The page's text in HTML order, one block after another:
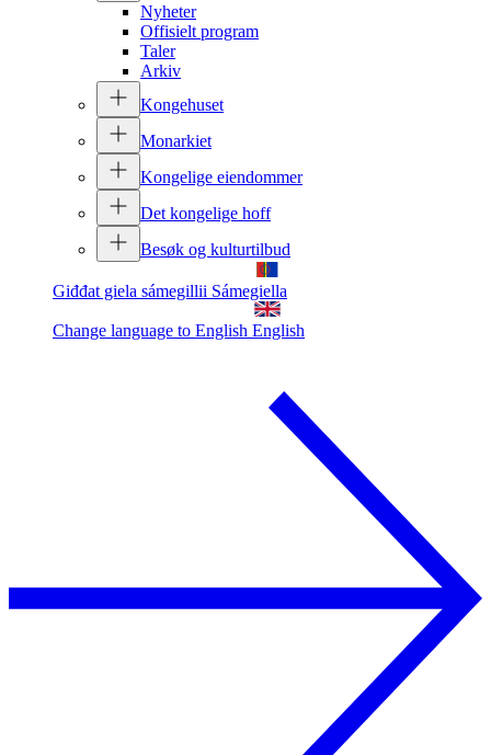
Nyheter
Offisielt program
Taler
Arkiv
Kongehuset
Monarkiet
Kongelige eiendommer
Det kongelige hoff
Besøk og kulturtilbud
Giđđat giela sámegillii Sámegiella
Change language to English English